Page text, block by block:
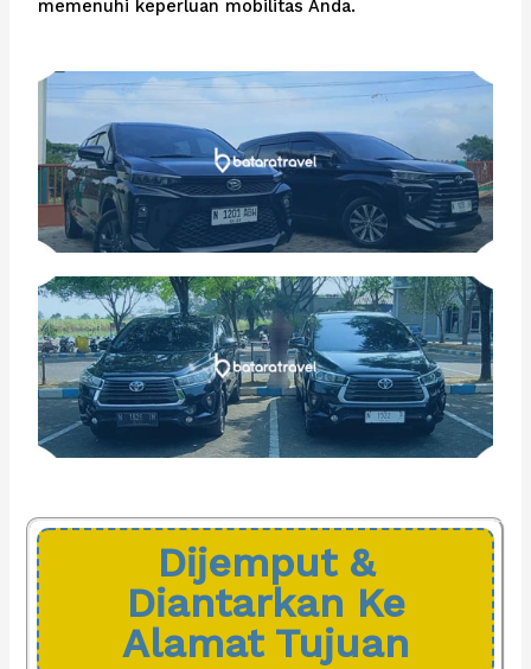
memenuhi keperluan mobilitas Anda.
Dijemput &
Diantarkan Ke
Alamat Tujuan